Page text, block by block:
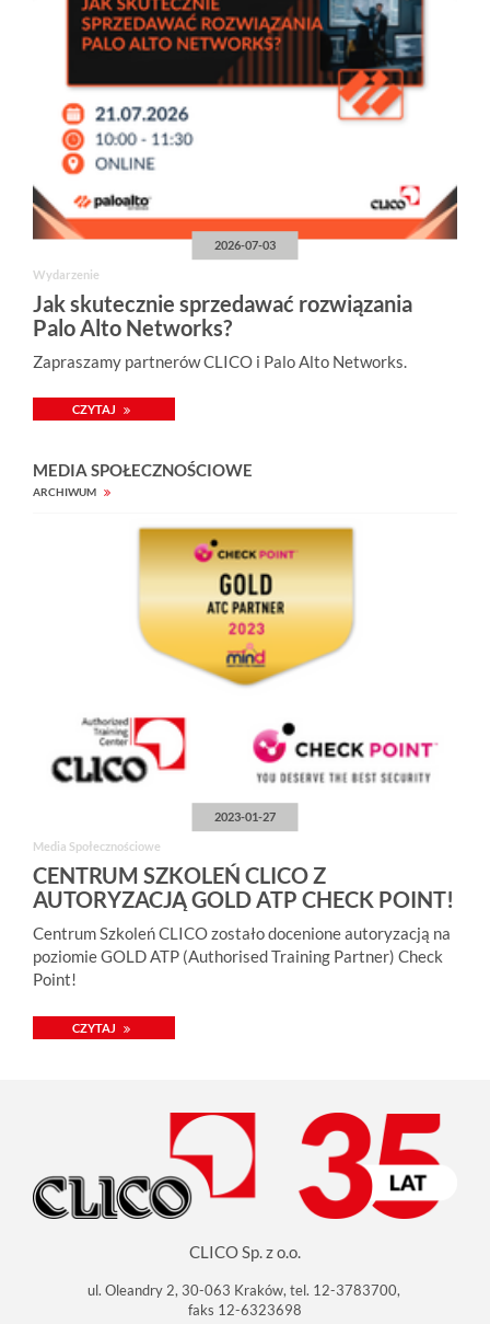
2026-07-03
Wydarzenie
Jak skutecznie sprzedawać rozwiązania
Palo Alto Networks?
Zapraszamy partnerów CLICO i Palo Alto Networks.
CZYTAJ
MEDIA SPOŁECZNOŚCIOWE
ARCHIWUM
2023-01-27
Media Społecznościowe
CENTRUM SZKOLEŃ CLICO Z
AUTORYZACJĄ GOLD ATP CHECK POINT!
Centrum Szkoleń CLICO zostało docenione autoryzacją na
poziomie GOLD ATP (Authorised Training Partner) Check
Point!
CZYTAJ
CLICO Sp. z o.o.
ul. Oleandry 2, 30-063 Kraków, tel. 12-3783700,
faks 12-6323698